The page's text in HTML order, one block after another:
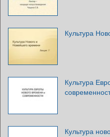
Культура
Культура
Культура